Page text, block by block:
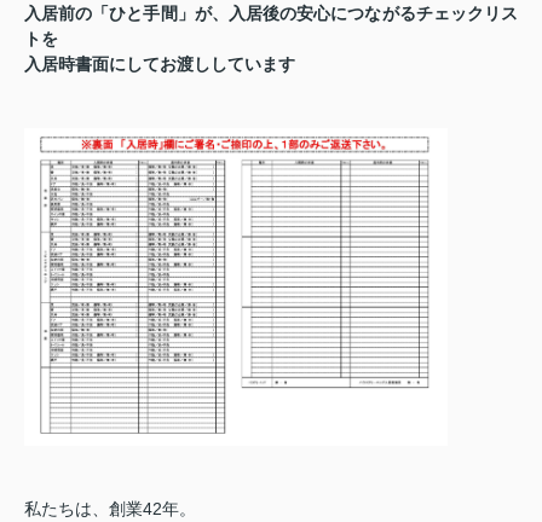
入居前の「ひと手間」が、入居後の安心につながるチェックリス
トを
入居時書面にしてお渡ししています
私たちは、創業42年。